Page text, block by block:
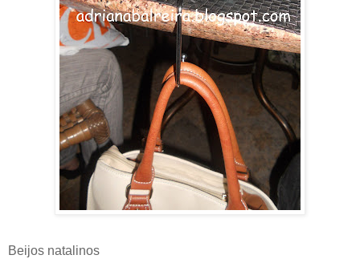
Beijos natalinos